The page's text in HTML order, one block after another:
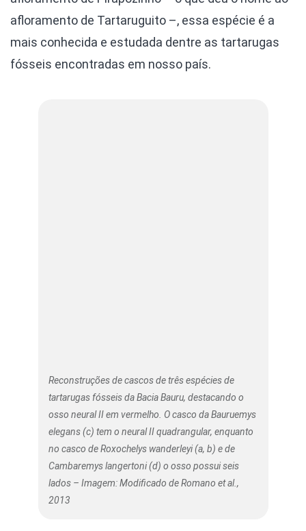
afloramento de Tartaruguito –, essa espécie é a
mais conhecida e estudada dentre as tartarugas
fósseis encontradas em nosso país.
Reconstruções de cascos de três espécies de
tartarugas fósseis da Bacia Bauru, destacando o
osso neural II em vermelho. O casco da Bauruemys
elegans (c) tem o neural II quadrangular, enquanto
no casco de Roxochelys wanderleyi (a, b) e de
Cambaremys langertoni (d) o osso possui seis
lados – Imagem: Modificado de Romano et al.,
2013